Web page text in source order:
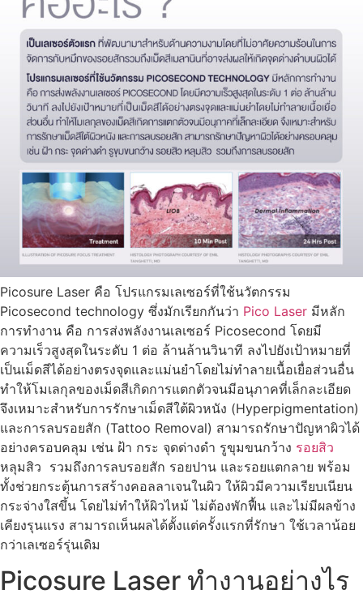
Picosure Laser คือ โปรแกรมเลเซอร์ที่ใช้นวัตกรรม
Picosecond technology ซึ่งมักเรียกกันว่า Pico Laser มีหลัก
การทำงาน คือ การส่งพลังงานเลเซอร์ Picosecond โดยมี
ความเร็วสูงสุดในระดับ 1 ต่อ ล้านล้านวินาที ลงไปยังเป้าหมายที่
เป็นเม็ดสีได้อย่างตรงจุดและแม่นยำโดยไม่ทำลายเนื้อเยื่อส่วนอื่น
ทำให้โมเลกุลของเม็ดสีเกิดการแตกตัวจนมีอนุภาคที่เล็กละเอียด
จึงเหมาะสำหรับการรักษาเม็ดสีใต้ผิวหนัง (Hyperpigmentation)
และการลบรอยสัก (Tattoo Removal) สามารถรักษาปัญหาผิวได้
อย่างครอบคลุม เช่น ฝ้า กระ จุดด่างดำ รูขุมขนกว้าง รอยสิว
หลุมสิว รวมถึงการลบรอยสัก รอยปาน และรอยแตกลาย พร้อม
ทั้งช่วยกระตุ้นการสร้างคอลลาเจนในผิว ให้ผิวมีความเรียบเนียน
กระจ่างใสขึ้น โดยไม่ทำให้ผิวไหม้ ไม่ต้องพักฟื้น และไม่มีผลข้าง
เคียงรุนแรง สามารถเห็นผลได้ตั้งแต่ครั้งแรกที่รักษา ใช้เวลาน้อย
กว่าเลเซอร์รุ่นเดิม
Picosure Laser ทำงานอย่างไร